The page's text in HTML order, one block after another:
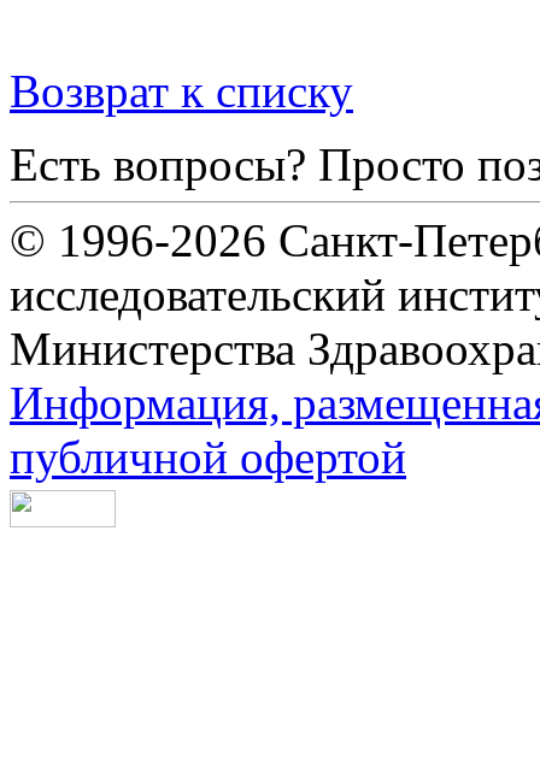
Возврат к списку
Есть вопросы? Просто
© 1996-2026 Санкт-
исследовательский
Министерства
Информация,
публичной офертой